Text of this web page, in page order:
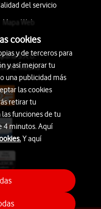
del servicio
Mapa Web
S.A.U.
Madrid
cookies
y de terceros para
y así mejorar tu
una publicidad más
las cookies
retirar tu
funciones de tu
4 minutos. Aquí
Y aquí